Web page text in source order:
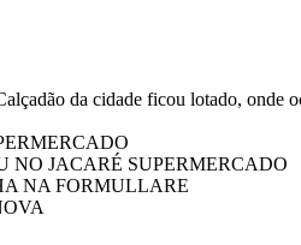
da cidade ficou lotado, onde
NO JACARÉ SUPERMERCADO
NA FORMULLARE